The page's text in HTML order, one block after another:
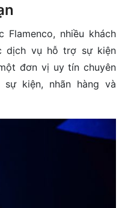
Flamenco, nhiều khách
dịch vụ hỗ trợ sự kiện
đơn vị uy tín chuyên
kiện, nhãn hàng và